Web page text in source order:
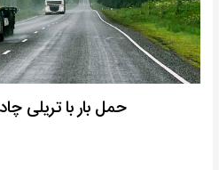
حمل بار با تریلی